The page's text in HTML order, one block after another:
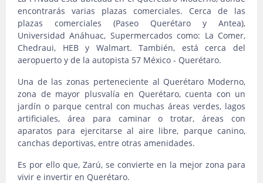
encontrarás varias plazas comerciales. Cerca de las
plazas comerciales (Paseo Querétaro y Antea),
Universidad Anáhuac, Supermercados como: La Comer,
Chedraui, HEB y Walmart. También, está cerca del
aeropuerto y de la autopista 57 México - Querétaro.
Una de las zonas perteneciente al Querétaro Moderno,
zona de mayor plusvalía en Querétaro, cuenta con un
jardín o parque central con muchas áreas verdes, lagos
artificiales, área para caminar o trotar, áreas con
aparatos para ejercitarse al aire libre, parque canino,
canchas deportivas, entre otras amenidades.
Es por ello que, Zarú, se convierte en la mejor zona para
vivir e invertir en Querétaro.